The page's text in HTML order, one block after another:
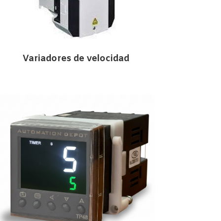
Variadores de velocidad